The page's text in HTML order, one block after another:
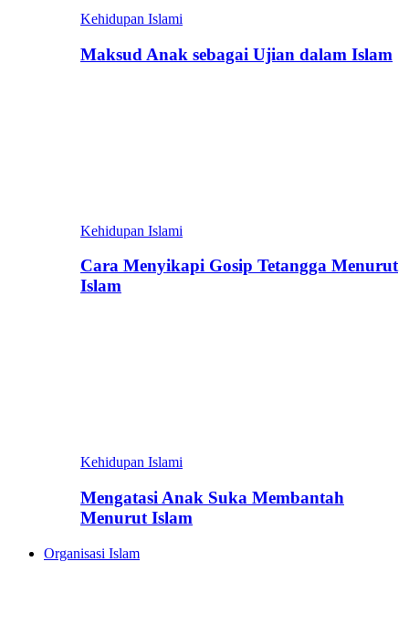
Kehidupan Islami
Maksud Anak sebagai Ujian dalam Islam
Kehidupan Islami
Cara Menyikapi Gosip Tetangga Menurut
Islam
Kehidupan Islami
Mengatasi Anak Suka Membantah
Menurut Islam
Organisasi Islam